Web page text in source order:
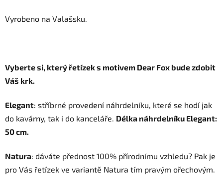
Vyrobeno na Valašsku.
Vyberte si, který řetízek s motivem Dear Fox bude zdobit
Váš krk.
Elegant: stříbrné provedení náhrdelníku, které se hodí jak
do kavárny, tak i do kanceláře. Délka náhrdelníku Elegant:
50 cm.
Natura: dáváte přednost 100% přírodnímu vzhledu? Pak je
pro Vás řetízek ve variantě Natura tím pravým ořechovým.